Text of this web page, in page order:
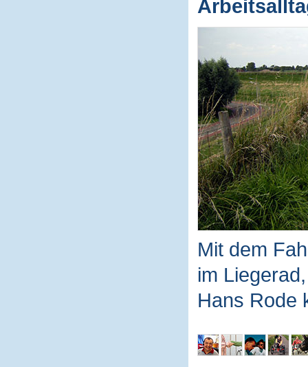
Mit dem
im Liegerad,
Hans Rode